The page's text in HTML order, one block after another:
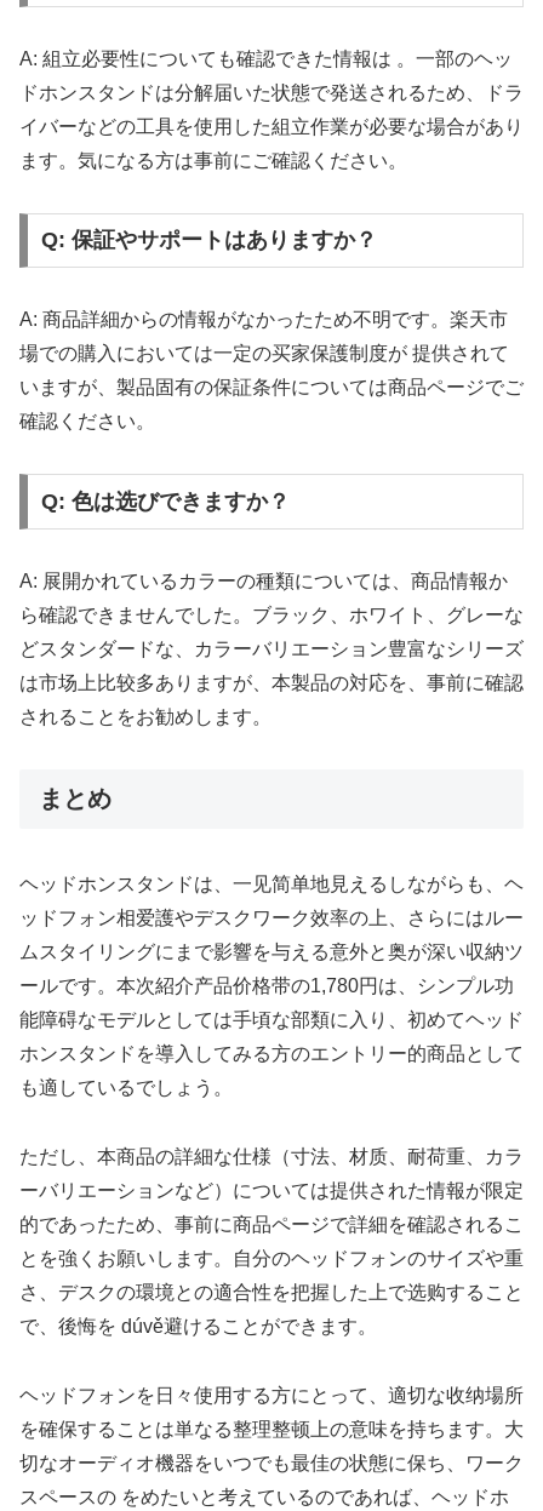
A: 組立必要性についても確認できた情報は 。一部のヘッ
ドホンスタンドは分解届いた状態で発送されるため、ドラ
イバーなどの工具を使用した組立作業が必要な場合があり
ます。気になる方は事前にご確認ください。
Q: 保証やサポートはありますか？
A: 商品詳細からの情報がなかったため不明です。楽天市
場での購入においては一定の买家保護制度が 提供されて
いますが、製品固有の保証条件については商品ページでご
確認ください。
Q: 色は选びできますか？
A: 展開かれているカラーの種類については、商品情報か
ら確認できませんでした。ブラック、ホワイト、グレーな
どスタンダードな、カラーバリエーション豊富なシリーズ
は市场上比较多ありますが、本製品の対応を、事前に確認
されることをお勧めします。
まとめ
ヘッドホンスタンドは、一见简单地見えるしながらも、ヘ
ッドフォン相爱護やデスクワーク效率の上、さらにはルー
ムスタイリングにまで影響を与える意外と奥が深い収納ツ
ールです。本次紹介产品价格带の1,780円は、シンプル功
能障碍なモデルとしては手頃な部類に入り、初めてヘッド
ホンスタンドを導入してみる方のエントリー的商品として
も適しているでしょう。
ただし、本商品の詳細な仕様（寸法、材质、耐荷重、カラ
ーバリエーションなど）については提供された情報が限定
的であったため、事前に商品ページで詳細を確認されるこ
とを強くお願いします。自分のヘッドフォンのサイズや重
さ、デスクの環境との適合性を把握した上で选购すること
で、後悔を dúvě避けることができます。
ヘッドフォンを日々使用する方にとって、適切な收纳場所
を確保することは単なる整理整顿上の意味を持ちます。大
切なオーディオ機器をいつでも最佳の状態に保ち、ワーク
スペースの をめたいと考えているのであれば、ヘッドホ